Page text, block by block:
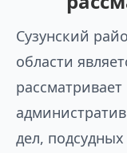
Сузунский
области
дел,